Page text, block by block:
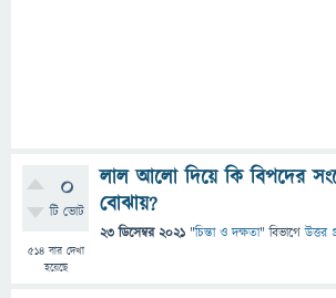
0
টি ভোট
514বার দেখা
হয়েছে
লাল আলো দিয়ে কি বিপদের
বোঝায়?
23 ডিসেম্বর 2021 "চিন্তা ও দক্ষতা" বিভাগে উত্তর